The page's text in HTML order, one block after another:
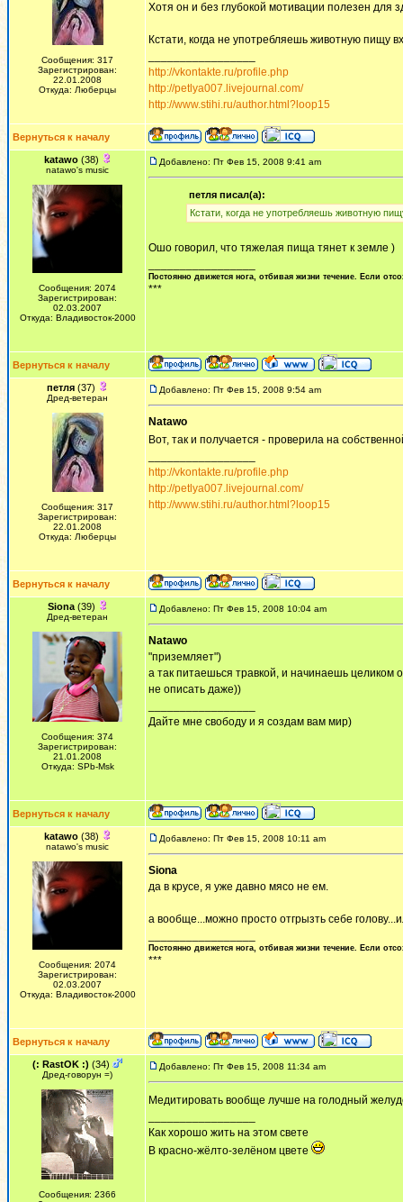
Сообщения: 317
Зарегистрирован:
22.01.2008
Откуда: Люберцы
Хотя он и без глубокой мотивации полезен для
Кстати, когда не употребляешь животную пищу
http://vkontakte.ru/profile.php
http://petlya007.livejournal.com/
http://www.stihi.ru/author.html?loop15
Вернуться к началу
katawo(38)
natawo's music
Сообщения: 2074
Зарегистрирован:
02.03.2007
Откуда: Владивосток-2000
Добавлено: Пт Фев 15, 2008 9:41 am
петля писал(а):
Кстати, когда не употребляешь животную
Ошо говорил, что тяжелая пища тянет к земле )
Постоянно движется нога, отбивая жизни течение. Если
***
Вернуться к началу
петля (37)
Дред-ветеран
Сообщения: 317
Зарегистрирован:
22.01.2008
Откуда: Люберцы
Добавлено: Пт Фев 15, 2008 9:54 am
Natawo
Вот, так и получается - проверила на
http://vkontakte.ru/profile.php
http://petlya007.livejournal.com/
http://www.stihi.ru/author.html?loop15
Вернуться к началу
Siona(39)
Дред-ветеран
Сообщения: 374
Зарегистрирован:
21.01.2008
Откуда: SPb-Msk
Добавлено: Пт Фев 15, 2008 10:04 am
Natawo
"приземляет")
а так питаешься травкой, и начинаешь целиком
не описать даже))
Дайте мне свободу и я создам вам мир)
Вернуться к началу
katawo(38)
natawo's music
Сообщения: 2074
Зарегистрирован:
02.03.2007
Откуда: Владивосток-2000
Добавлено: Пт Фев 15, 2008 10:11 am
Siona
да в крусе, я уже давно мясо не ем.
а вообще...можно просто отгрызть себе
Постоянно движется нога, отбивая жизни течение. Если
***
Вернуться к началу
(: RastOK :) (34)
Дред-говорун =)
Сообщения: 2366
Добавлено: Пт Фев 15, 2008 11:34 am
Медитировать вообще лучше на голодный
Как хорошо жить на этом свете
В красно-жёлто-зелёном цвете